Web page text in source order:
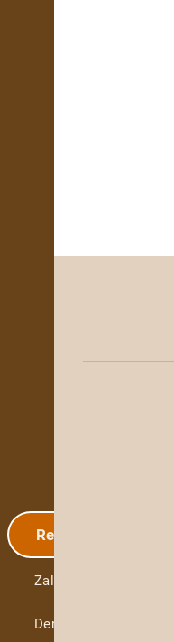
Rejestracja
Zalogowanie
Demo